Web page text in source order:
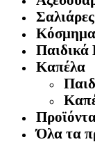
Σαλιάρες
Κόσμημα
Παιδικά
Καπέλα
Όλα τα